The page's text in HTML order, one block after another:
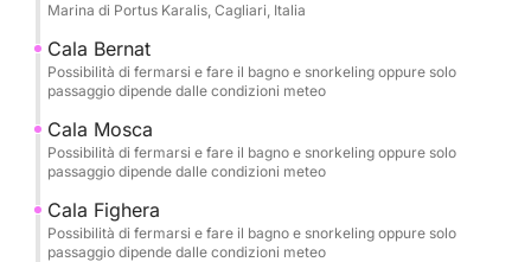
Puoi scegliere l’orario che preferisci – mattina,
pomeriggio o tramonto – e in base alla fascia oraria
vivrai un itinerario diverso, studiato per garantire il
massimo comfort e le migliori condizioni del mare.
Il tour è 100% privato, ideale per coppie, famiglie o
piccoli gruppi che vogliono scoprire la costa di
Cagliari in libertà e totale privacy.
Marina di Portus Karalis, Cagliari, Italia
Cala Bernat
Possibilità di fermarsi e fare il bagno e snorkeling oppure solo
passaggio dipende dalle condizioni meteo
Cala Mosca
Possibilità di fermarsi e fare il bagno e snorkeling oppure solo
passaggio dipende dalle condizioni meteo
Cala Fighera
Possibilità di fermarsi e fare il bagno e snorkeling oppure solo
passaggio dipende dalle condizioni meteo